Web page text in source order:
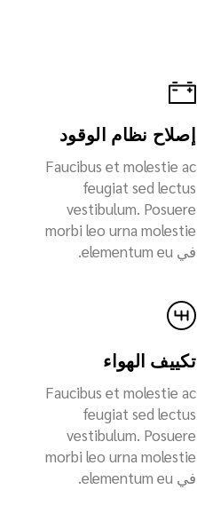
إصلاح نظام الوقود
Faucibus et molestie ac
feugiat sed lectus
vestibulum. Posuere
morbi leo urna molestie
في elementum eu.
تكييف الهواء
Faucibus et molestie ac
feugiat sed lectus
vestibulum. Posuere
morbi leo urna molestie
في elementum eu.